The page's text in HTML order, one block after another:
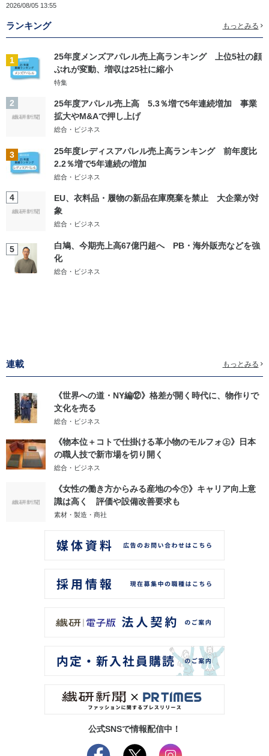
2026/08/05 13:55
ランキング もっとみる
1
25年度メンズアパレル売上高ランキング 上位5社の顔
ぶれが変動、増収は25社に縮小
特集
2
25年度アパレル売上高 5.3％増で5年連続増加 事業
拡大やM&Aで押し上げ
総合・ビジネス
3
25年度レディスアパレル売上高ランキング 前年度比
2.2％増で5年連続の増加
総合・ビジネス
4
EU、衣料品・履物の新品在庫廃棄を禁止 大企業が対
象
総合・ビジネス
5
白鳩、今期売上高67億円超へ PB・海外販売などを強
化
総合・ビジネス
連載 もっとみる
《世界への道・NY編⑫》格差が開く時代に、物作りで
文化を売る
総合・ビジネス
《物本位＋コトで仕掛ける革小物のモルフォ㊤》日本
の職人技で新市場を切り開く
総合・ビジネス
《女性の働き方からみる産地の今㊦》キャリア向上意
識は高く 評価や設備改善要求も
素材・製造・商社
公式SNSで情報配信中！